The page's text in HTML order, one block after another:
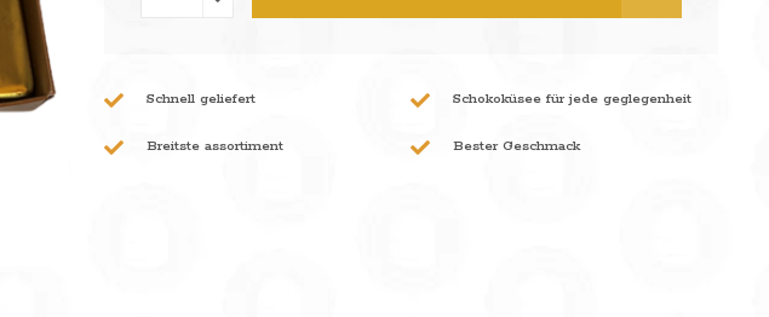
Schnell geliefert Schokoküsee für jede geglegenheit
Breitste assortiment Bester Geschmack